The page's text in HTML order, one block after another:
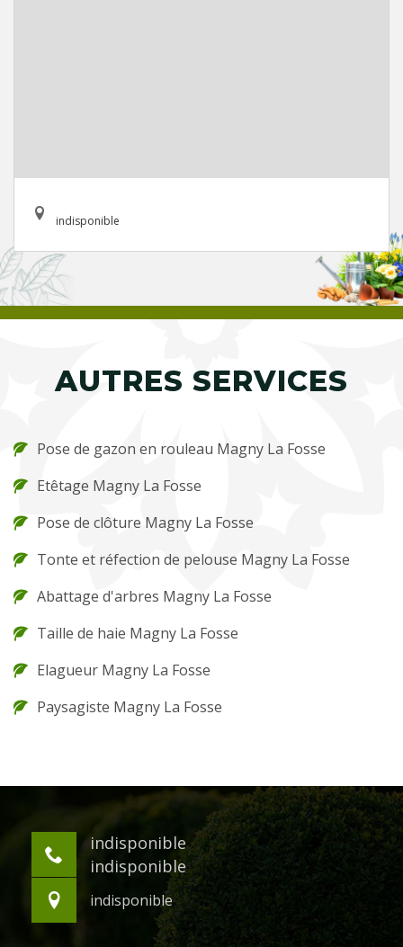
indisponible
AUTRES SERVICES
Pose de gazon en rouleau Magny La Fosse
Etêtage Magny La Fosse
Pose de clôture Magny La Fosse
Tonte et réfection de pelouse Magny La Fosse
Abattage d'arbres Magny La Fosse
Taille de haie Magny La Fosse
Elagueur Magny La Fosse
Paysagiste Magny La Fosse
indisponible
indisponible
indisponible